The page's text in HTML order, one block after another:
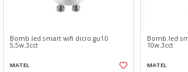
Bomb.led smart wifi dicro.gu10
5,5w.3cct
MATEL
Bomb.led
10w.3cct
MATEL